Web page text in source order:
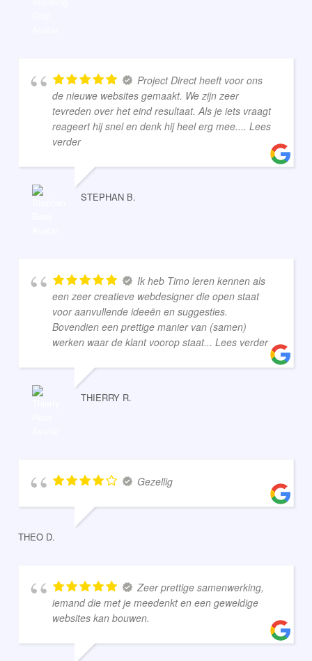
Project Direct heeft voor ons
de nieuwe websites gemaakt. We zijn zeer
tevreden over het eind resultaat. Als je iets vraagt
reageert hij snel en denk hij heel erg mee.... Lees
verder
STEPHAN B.
Ik heb Timo leren kennen als
een zeer creatieve webdesigner die open staat
voor aanvullende ideeën en suggesties.
Bovendien een prettige manier van (samen)
werken waar de klant voorop staat... Lees verder
THIERRY R.
Gezellig
THEO D.
Zeer prettige samenwerking,
iemand die met je meedenkt en een geweldige
websites kan bouwen.